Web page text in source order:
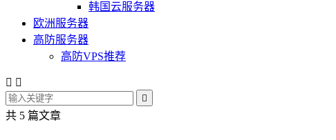
韩国云服务器
欧洲服务器
高防服务器
高防VPS推荐
 

共 5 篇文章